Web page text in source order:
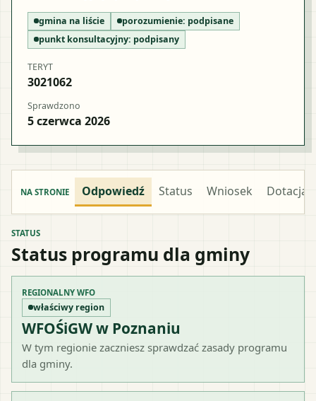
gmina na liście porozumienie: podpisane
punkt konsultacyjny: podpisany
TERYT
3021062
Sprawdzono
5 czerwca 2026
NA STRONIE Odpowiedź Status Wniosek Dotacja
STATUS
Status programu dla gminy
REGIONALNY WFO
właściwy region
WFOŚiGW w Poznaniu
W tym regionie zaczniesz sprawdzać zasady programu
dla gminy.